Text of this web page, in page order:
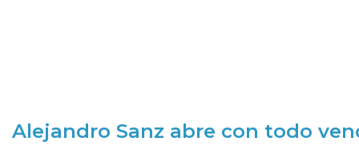
Alejandro Sanz abre con todo